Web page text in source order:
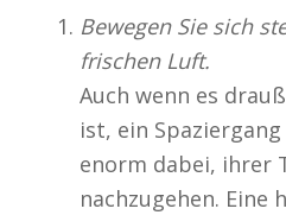
Bewegen Sie sich
frischen Luft.
Auch wenn es
ist, ein
enorm dabei, ihrer
nachzugehen. Eine